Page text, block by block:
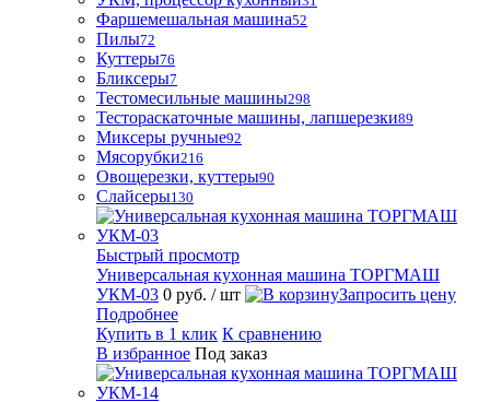
Фаршемешальная машина52
Пилы72
Куттеры76
Бликсеры7
Тестомесильные машины298
Тестораскаточные машины, лапшерезки89
Миксеры ручные92
Мясорубки216
Овощерезки, куттеры90
Слайсеры130
Быстрый просмотр
Универсальная кухонная машина ТОРГМАШ
УКМ-03 0 руб. / шт
Запросить цену
Подробнее
Купить в 1 клик К сравнению
В избранное Под заказ